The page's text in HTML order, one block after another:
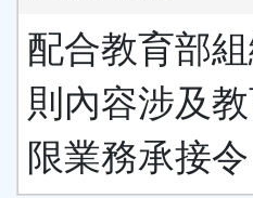
配合教育部
則內容涉及
限業務承接令